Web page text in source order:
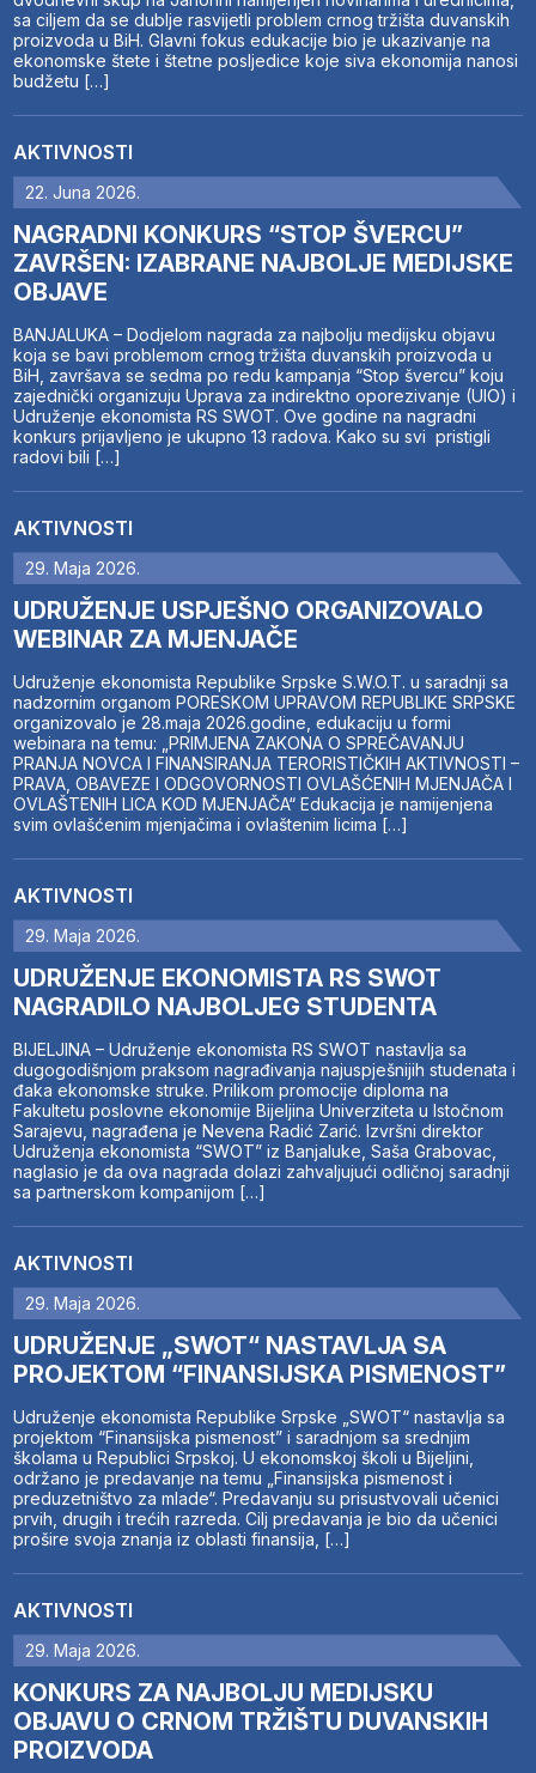
sa ciljem da se dublje rasvijetli problem crnog tržišta duvanskih
proizvoda u BiH. Glavni fokus edukacije bio je ukazivanje na
ekonomske štete i štetne posljedice koje siva ekonomija nanosi
budžetu […]
AKTIVNOSTI
22. Juna 2026.
NAGRADNI KONKURS “STOP ŠVERCU”
ZAVRŠEN: IZABRANE NAJBOLJE MEDIJSKE
OBJAVE
BANJALUKA – Dodjelom nagrada za najbolju medijsku objavu
koja se bavi problemom crnog tržišta duvanskih proizvoda u
BiH, završava se sedma po redu kampanja “Stop švercu” koju
zajednički organizuju Uprava za indirektno oporezivanje (UIO) i
Udruženje ekonomista RS SWOT. Ove godine na nagradni
konkurs prijavljeno je ukupno 13 radova. Kako su svi pristigli
radovi bili […]
AKTIVNOSTI
29. Maja 2026.
UDRUŽENJE USPJEŠNO ORGANIZOVALO
WEBINAR ZA MJENJAČE
Udruženje ekonomista Republike Srpske S.W.O.T. u saradnji sa
nadzornim organom PORESKOM UPRAVOM REPUBLIKE SRPSKE
organizovalo je 28.maja 2026.godine, edukaciju u formi
webinara na temu: „PRIMJENA ZAKONA O SPREČAVANJU
PRANJA NOVCA I FINANSIRANJA TERORISTIČKIH AKTIVNOSTI –
PRAVA, OBAVEZE I ODGOVORNOSTI OVLAŠĆENIH MJENJAČA I
OVLAŠTENIH LICA KOD MJENJAČA“ Edukacija je namijenjena
svim ovlašćenim mjenjačima i ovlaštenim licima […]
AKTIVNOSTI
29. Maja 2026.
UDRUŽENJE EKONOMISTA RS SWOT
NAGRADILO NAJBOLJEG STUDENTA
BIJELJINA – Udruženje ekonomista RS SWOT nastavlja sa
dugogodišnjom praksom nagrađivanja najuspješnijih studenata i
đaka ekonomske struke. Prilikom promocije diploma na
Fakultetu poslovne ekonomije Bijeljina Univerziteta u Istočnom
Sarajevu, nagrađena je Nevena Radić Zarić. Izvršni direktor
Udruženja ekonomista “SWOT” iz Banjaluke, Saša Grabovac,
naglasio je da ova nagrada dolazi zahvaljujući odličnoj saradnji
sa partnerskom kompanijom […]
AKTIVNOSTI
29. Maja 2026.
UDRUŽENJE „SWOT“ NASTAVLJA SA
PROJEKTOM “FINANSIJSKA PISMENOST”
Udruženje ekonomista Republike Srpske „SWOT“ nastavlja sa
projektom “Finansijska pismenost” i saradnjom sa srednjim
školama u Republici Srpskoj. U ekonomskoj školi u Bijeljini,
održano je predavanje na temu „Finansijska pismenost i
preduzetništvo za mlade“. Predavanju su prisustvovali učenici
prvih, drugih i trećih razreda. Cilj predavanja je bio da učenici
prošire svoja znanja iz oblasti finansija, […]
AKTIVNOSTI
29. Maja 2026.
KONKURS ZA NAJBOLJU MEDIJSKU
OBJAVU O CRNOM TRŽIŠTU DUVANSKIH
PROIZVODA